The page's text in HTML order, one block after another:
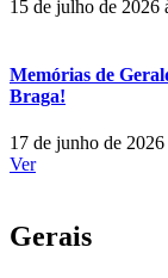
15 de julho de 2026
Memórias de
Braga!
17 de junho de 2026
Ver
Gerais